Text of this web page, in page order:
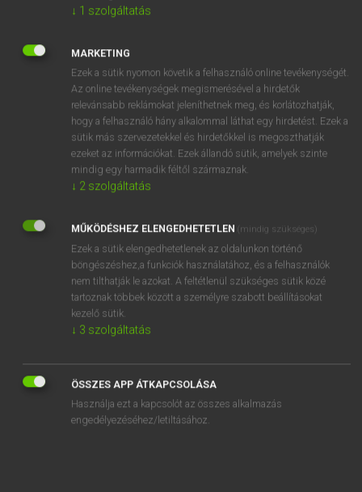
NINCS ELŐFIZETÉSED?
Nincs regisztrációm és előfizetésem. A szótár 2 órás,
díjmentes próbaverziójának elindításához regisztrálok és
belépek.
REGISZTRÁCIÓ
EURÓPAI UNIÓS TERMINOLÓGIAI SZÓTÁR
Kapcsolódó anyagok
projet d’accord
projet de conservation de la nature
projet de décision
↓ 1 szolgáltatás
MARKETING
Ezek a sütik nyomon követik a felhasználó online tevékenységét.
Az online tevékenységek megismerésével a hirdetők
relevánsabb reklámokat jeleníthetnek meg, és korlátozhatják,
hogy a felhasználó hány alkalommal láthat egy hirdetést. Ezek a
sütik más szervezetekkel és hirdetőkkel is megoszthatják
ezeket az információkat. Ezek állandó sütik, amelyek szinte
mindig egy harmadik féltől származnak.
↓ 2 szolgáltatás
MŰKÖDÉSHEZ ELENGEDHETETLEN (mindig szükséges)
Ezek a sütik elengedhetetlenek az oldalunkon történő
böngészéshez,a funkciók használatához, és a felhasználók
nem tilthatják le azokat. A feltétlenül szükséges sütik közé
tartoznak többek között a személyre szabott beállításokat
kezelő sütik.
↓ 3 szolgáltatás
ÖSSZES APP ÁTKAPCSOLÁSA
Használja ezt a kapcsolót az összes alkalmazás
engedélyezéséhez/letiltásához.